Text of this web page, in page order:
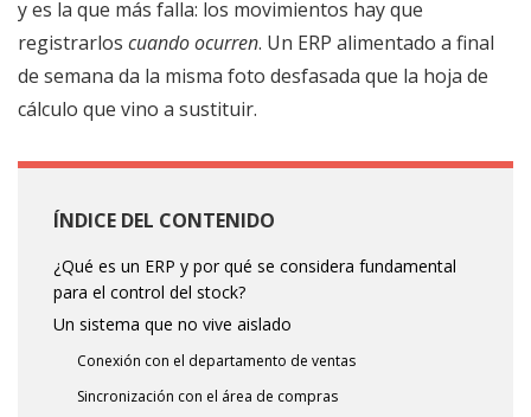
y es la que más falla: los movimientos hay que
registrarlos cuando ocurren. Un ERP alimentado a final
de semana da la misma foto desfasada que la hoja de
cálculo que vino a sustituir.
ÍNDICE DEL CONTENIDO
¿Qué es un ERP y por qué se considera fundamental
para el control del stock?
Un sistema que no vive aislado
Conexión con el departamento de ventas
Sincronización con el área de compras